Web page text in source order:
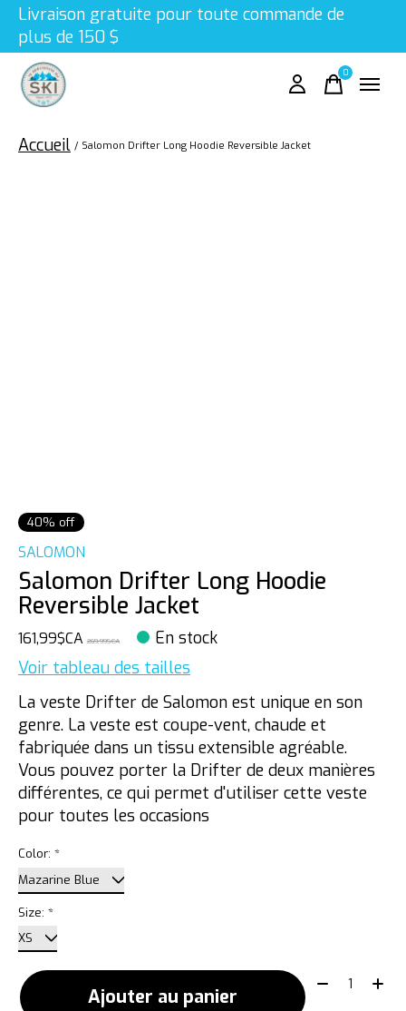
Livraison gratuite pour toute commande de
plus de 150 $
0items
Accueil / Salomon Drifter Long Hoodie Reversible Jacket
40% off
SALOMON
Salomon Drifter Long Hoodie
Reversible Jacket
161,99$CA 269,99$CA En stock
Voir tableau des tailles
La veste Drifter de Salomon est unique en son
genre. La veste est coupe-vent, chaude et
fabriquée dans un tissu extensible agréable.
Vous pouvez porter la Drifter de deux manières
différentes, ce qui permet d'utiliser cette veste
pour toutes les occasions
Color: *
Size: *
Ajouter au panier
Quantité: